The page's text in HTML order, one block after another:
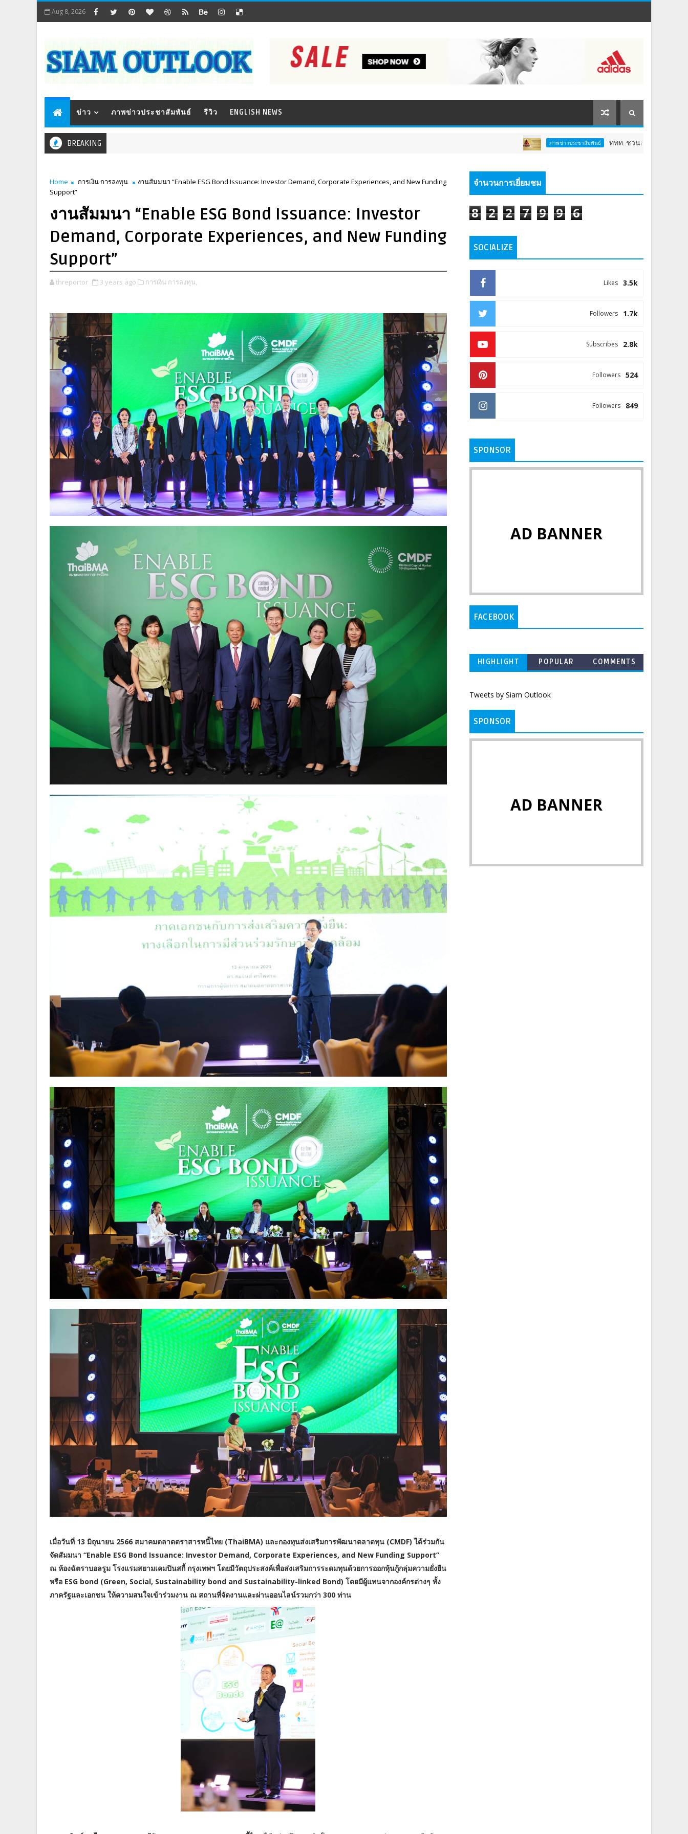
Aug 8, 2026
ข่าว ภาพข่าวประชาสัมพันธ์ รีวิว ENGLISH NEWS
BREAKING ภาพข่าวประชาสัมพันธ์ ททท. ชวนสัมผัสพลังแห่งศรัทธา ร่วมงา
Home การเงิน การลงทุน
งานสัมมนา “Enable ESG Bond Issuance: Investor Demand, Corporate Experiences, and New Funding
Support”
งานสัมมนา “Enable ESG Bond Issuance: Investor
Demand, Corporate Experiences, and New Funding
Support”
threportor 3 years ago การเงิน การลงทุน,
เมื่อวันที่ 13 มิถุนายน 2566 สมาคมตลาดตราสารหนี้ไทย (ThaiBMA) และกองทุนส่งเสริมการพัฒนาตลาดทุน (CMDF) ได้ร่วมกัน
จัดสัมมนา “Enable ESG Bond Issuance: Investor Demand, Corporate Experiences, and New Funding Support”
ณ ห้องฉัตราบอลรูม โรงแรมสยามเคมปินสกี้ กรุงเทพฯ โดยมีวัตถุประสงค์เพื่อส่งเสริมการระดมทุนด้วยการออกหุ้นกู้กลุ่มความยั่งยืน
หรือ ESG bond (Green, Social, Sustainability bond and Sustainability-linked Bond) โดยมีผู้แทนจากองค์กรต่างๆ ทั้ง
ภาครัฐและเอกชน ให้ความสนใจเข้าร่วมงาน ณ สถานที่จัดงานและผ่านออนไลน์รวมกว่า 300 ท่าน
จำนวนการเยี่ยมชม
8 2 2 7 9 9 6
SOCIALIZE
3.5k
Likes
1.7k
Followers
2.8k
Subscribes
524
Followers
849
Followers
SPONSOR
AD BANNER
FACEBOOK
HIGHLIGHT POPULAR COMMENTS
Tweets by Siam Outlook
SPONSOR
AD BANNER